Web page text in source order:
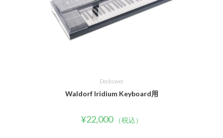
Decksaver
Waldorf Iridium Keyboard用
¥22,000 （税込）